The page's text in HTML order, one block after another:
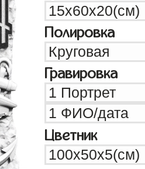
Полировка
Гравировка
Цветник